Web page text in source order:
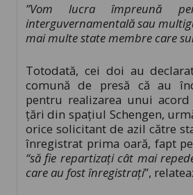
”Vom lucra împreună
interguvernamentală sau
mai multe state membre care
Totodată, cei doi au
comună de presă că au
pentru realizarea unui
ţări din spaţiul Schengen,
orice solicitant de azil către
înregistrat prima oară, fapt
“să fie repartizaţi cât mai
care au fost înregistraţi”,